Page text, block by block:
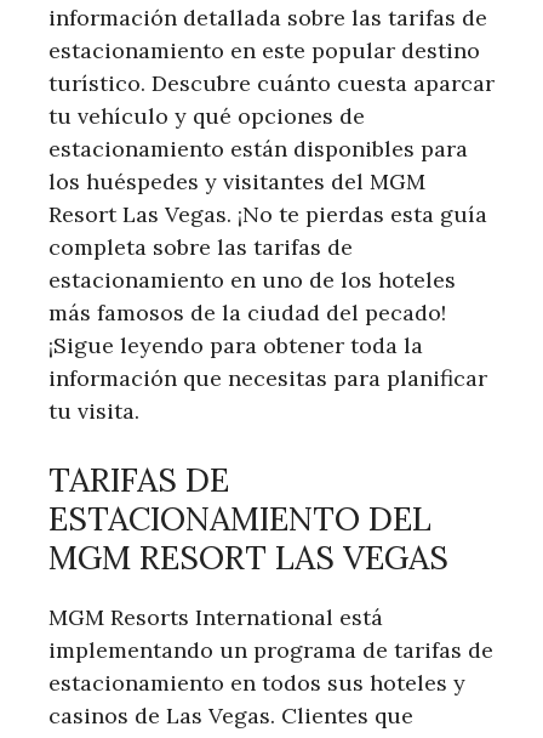
información detallada sobre las tarifas de
estacionamiento en este popular destino⁣
turístico. Descubre cuánto cuesta aparcar
tu‌ vehículo y qué opciones de
estacionamiento están disponibles para
los huéspedes y visitantes del MGM⁢
Resort Las Vegas. ¡No te pierdas esta ⁢guía
completa sobre las tarifas de
⁣estacionamiento en uno de los‌ hoteles
más famosos de la ciudad del pecado!
¡Sigue leyendo para obtener toda la
información que necesitas ⁢para planificar
tu visita.
TARIFAS DE
ESTACIONAMIENTO DEL
MGM RESORT LAS VEGAS
MGM Resorts International está
implementando un programa de ⁣tarifas ‍de​
estacionamiento en todos sus​ hoteles y
casinos de Las Vegas. Clientes que